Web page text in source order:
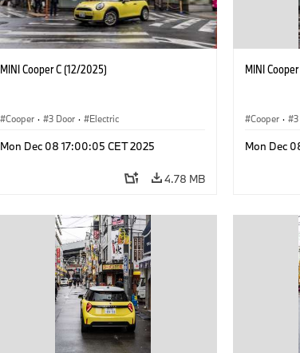
MINI Cooper C (12/2025)
Cooper · 3 Door · Electric
Mon Dec 08 17:00:05 CET 2025
4.78 MB
MINI
Cooper · 3
Mon Dec